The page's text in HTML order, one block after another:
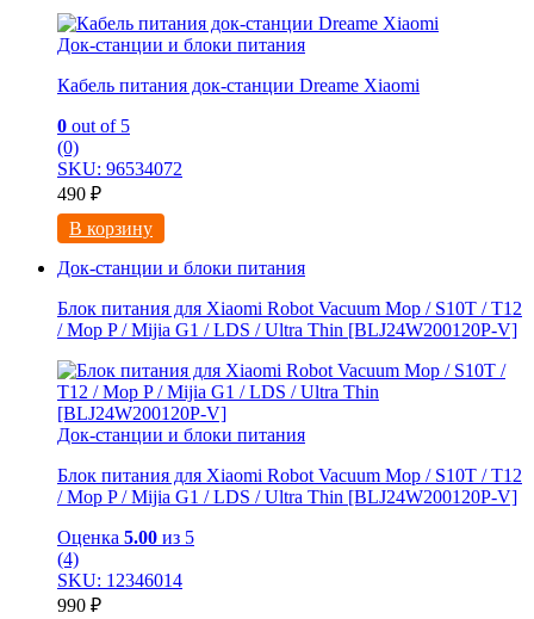
Док-станции и блоки питания
Кабель питания док-станции Dreame Xiaomi
0 out of 5
(0)
SKU: 96534072
490 ₽
В корзину
Док-станции и блоки питания
Блок питания для Xiaomi Robot Vacuum Mop / S10T / T12
/ Mop P / Mijia G1 / LDS / Ultra Thin [BLJ24W200120P-V]
Док-станции и блоки питания
Блок питания для Xiaomi Robot Vacuum Mop / S10T / T12
/ Mop P / Mijia G1 / LDS / Ultra Thin [BLJ24W200120P-V]
Оценка 5.00 из 5
(4)
SKU: 12346014
990 ₽